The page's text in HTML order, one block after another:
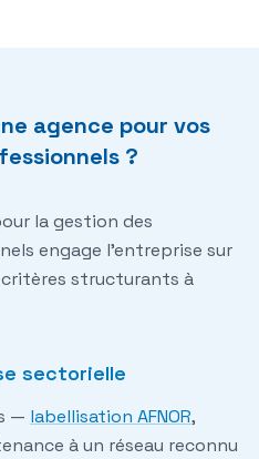
agence pour vos
?
la gestion des
engage l'entreprise sur
critères structurants à
sectorielle
— labellisation AFNOR,
à un réseau reconnu